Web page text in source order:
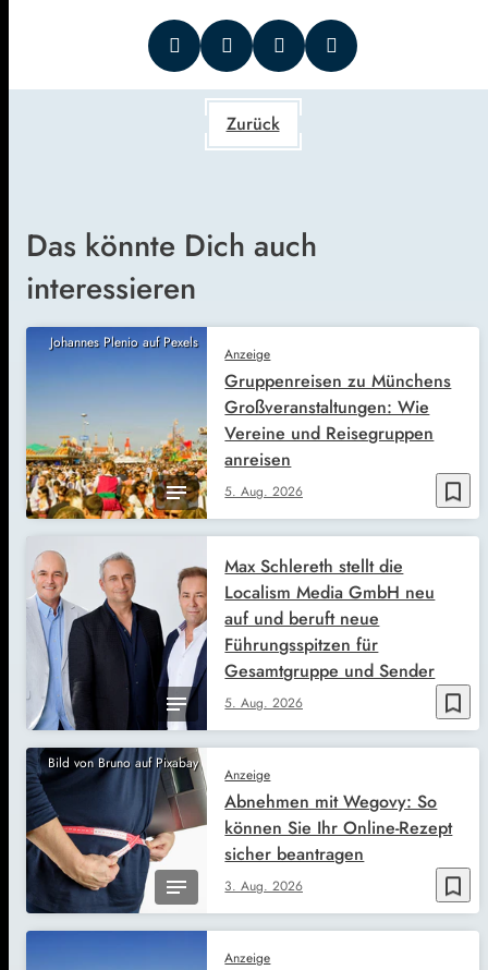
Zurück
Das könnte Dich auch
interessieren
Johannes Plenio auf Pexels
bookmark_border
Anzeige
5. Aug. 2026
Gruppenreisen zu Münchens
Großveranstaltungen: Wie
Vereine und Reisegruppen
anreisen
bookmark_border
5. Aug. 2026
Max Schlereth stellt die
Localism Media GmbH neu
auf und beruft neue
Führungsspitzen für
Gesamtgruppe und Sender
Bild von Bruno auf Pixabay
bookmark_border
Anzeige
3. Aug. 2026
Abnehmen mit Wegovy: So
können Sie Ihr Online-Rezept
sicher beantragen
Anzeige